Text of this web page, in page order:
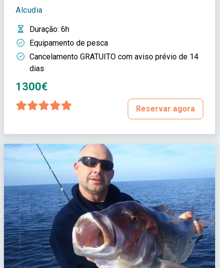
Alcudia
Duração: 6h
Equipamento de pesca
Cancelamento GRATUITO com aviso prévio de 14
dias
1300€
Reservar agora